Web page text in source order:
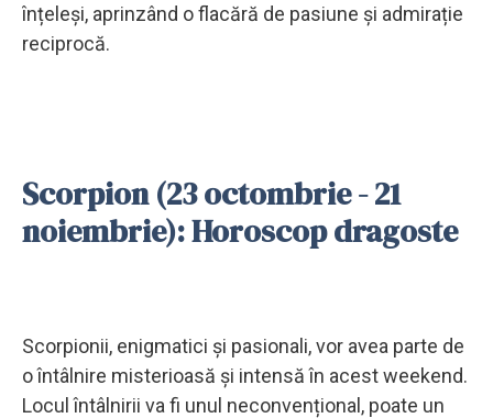
înțeleși, aprinzând o flacără de pasiune și admirație
reciprocă.
Scorpion (23 octombrie - 21
noiembrie): Horoscop dragoste
Scorpionii, enigmatici și pasionali, vor avea parte de
o întâlnire misterioasă și intensă în acest weekend.
Locul întâlnirii va fi unul neconvențional, poate un